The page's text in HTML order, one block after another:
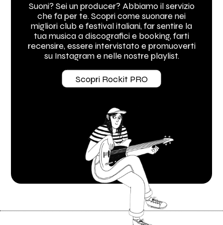
Suoni? Sei un producer? Abbiamo il servizio
che fa per te. Scopri come suonare nei
migliori club e festival italiani, far sentire la
tua musica a discografici e booking, farti
recensire, essere intervistato e promuoverti
su Instagram e nelle nostre playlist.
Scopri Rockit PRO